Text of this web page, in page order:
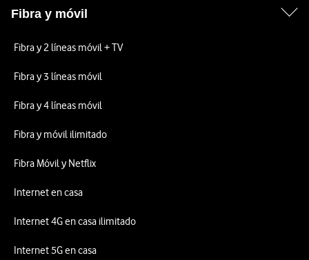
Fibra y móvil
Fibra y 2 líneas móvil + TV
Fibra y 3 líneas móvil
Fibra y 4 líneas móvil
Fibra y móvil ilimitado
Fibra Móvil y Netflix
Internet en casa
Internet 4G en casa ilimitado
Internet 5G en casa